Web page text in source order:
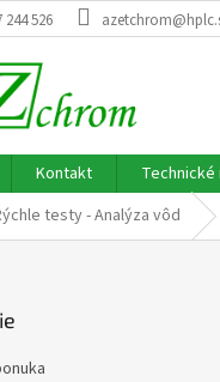
244 526
Kontakt
testy - Analýza vôd